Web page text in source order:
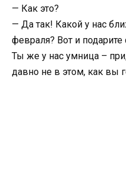
— Как это?
— Да так! Какой у нас
февраля? Вот и
Ты же у нас умница –
давно не в этом, как вы